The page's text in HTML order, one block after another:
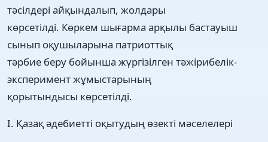
тәсілдері айқындалып, жолдары
көрсетілді. Көркем шығарма арқылы бастауыш
сынып оқушыларына патриоттық
тәрбие беру бойынша жүргізілген тәжірибелік-
эксперимент жұмыстарының
қорытындысы көрсетілді.
І. Қазақ әдебиетті оқытудың өзекті мәселелері